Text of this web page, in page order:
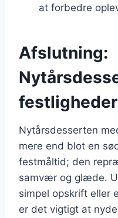
at forbedre
Afslutning:
Nytårsdesserten
mere end blot en
festmåltid; den
samvær og glæde.
simpel opskrift eller
er det vigtigt at